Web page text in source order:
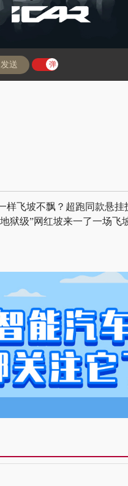
发送 弹
飞坡不飘？超跑同款悬
狱级”网红坡来一了一场飞